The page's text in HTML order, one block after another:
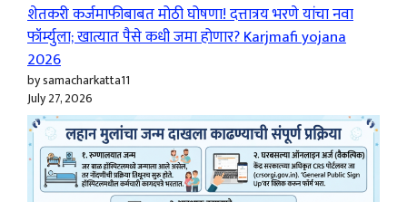
शेतकरी कर्जमाफीबाबत मोठी घोषणा! दत्तात्रय भरणे यांचा नवा
फॉर्म्युला; खात्यात पैसे कधी जमा होणार? Karjmafi yojana
2026
by samacharkatta11
July 27, 2026